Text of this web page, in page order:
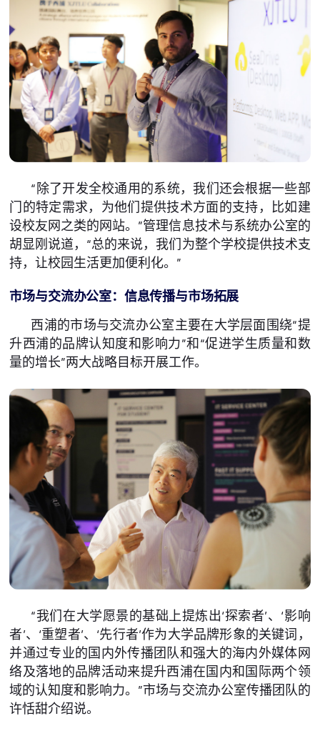
“除了开发全校通用的系统，我们还会根据一些部
门的特定需求，为他们提供技术方面的支持，比如建
设校友网之类的网站。”管理信息技术与系统办公室的
胡显刚说道，“总的来说，我们为整个学校提供技术支
持，让校园生活更加便利化。”
市场与交流办公室：信息传播与市场拓展
西浦的市场与交流办公室主要在大学层面围绕“提
升西浦的品牌认知度和影响力”和“促进学生质量和数
量的增长”两大战略目标开展工作。
“我们在大学愿景的基础上提炼出‘探索者’、‘影响
者’、‘重塑者’、‘先行者’作为大学品牌形象的关键词，
并通过专业的国内外传播团队和强大的海内外媒体网
络及落地的品牌活动来提升西浦在国内和国际两个领
域的认知度和影响力。”市场与交流办公室传播团队的
许恬甜介绍说。